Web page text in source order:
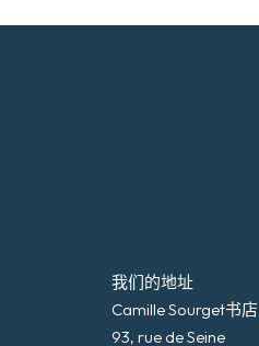
我们的地址
Camille Sourget书店
93, rue de Seine